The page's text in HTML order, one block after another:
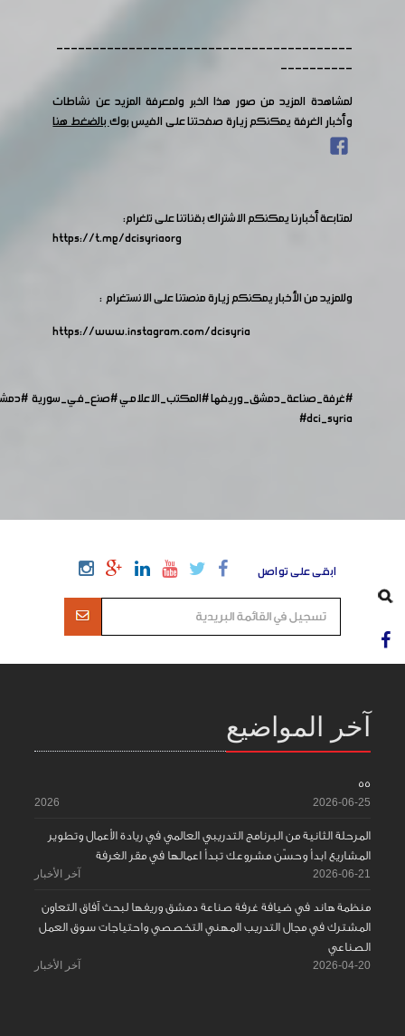
-----------------------------------------
----------
لمشاهدة المزيد من صور هذا الخبر ولمعرفة المزيد عن نشاطات
وأخبار الغرفة يمكنكم زيارة صفحتنا على الفيس بوكبالضغط هنا
لمتابعة أخبارنا يمكنكم الاشتراك بقناتنا على تلغرام:
https://t.me/dcisyriaorg
وللمزيد من الأخبار يمكنكم زيارة منصتنا على الانستغرام :
https://www.instagram.com/dcisyria​
#غرفة_صناعة_دمشق_وريفها#المكتب_الاعلامي#صنع_في_سورية
#dci_syria
ابقى على تواصل
آخر المواضيع
55
2026-06-25
2026
المرحلة الثانية من البرنامج التدريبي العالمي في ريادة الأعمال وتطوير
المشاريع ابدأ وحسّن مشروعك تبدأ اعمالها في مقر الغرفة
2026-06-21 آخر الأخبار
منظمة هاند في ضيافة غرفة صناعة دمشق وريفها لبحث آفاق التعاون
المشترك في مجال التدريب المهني التخصصي واحتياجات سوق العمل
الصناعي
2026-04-20 آخر الأخبار